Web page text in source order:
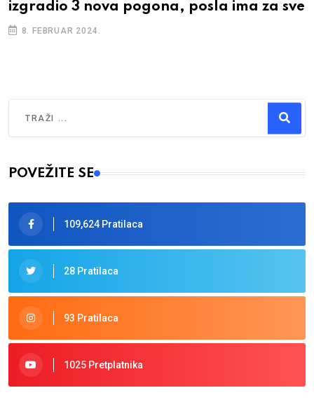
otvara novu benzinsku pumpu, traže se
radnici
Type 2 or more characters for results.
POVEŽITE SE
109,624 Pratilaca
28 Pratilaca
93 Pratilaca
1025 Pretplatnika